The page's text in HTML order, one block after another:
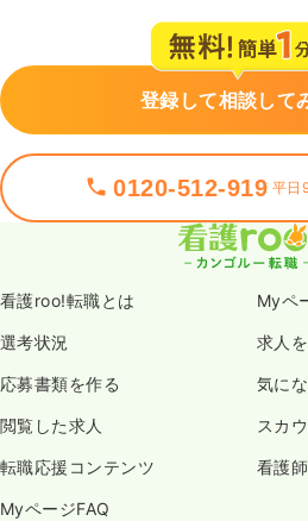
登録して相談して
0120-512-919 平日
看護roo!転職とは Myペ
選考状況 求人
応募書類を作る 気に
閲覧した求人 スカ
転職応援コンテンツ 看護
MyページFAQ